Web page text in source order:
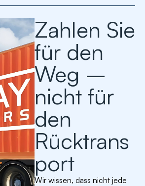
Zahlen Sie
für den
Weg –
nicht für
den
Rücktrans
port
Wir wissen, dass nicht jede